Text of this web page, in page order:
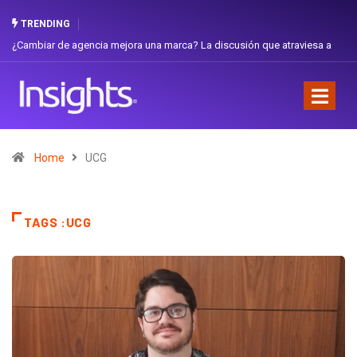
TRENDING
La discusión que atraviesa a
Gabriela Herrera y el arte de cambiarse
Home UCG
TAGS :UCG